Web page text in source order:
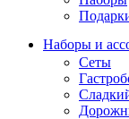
Наборы и
Сеты